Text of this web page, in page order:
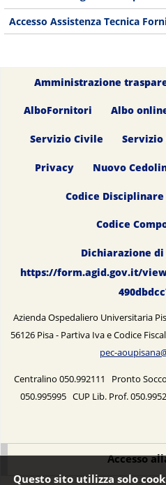
Accesso Assistenza Tecnica
Amministrazione
AlboFornitori Albo
Servizio Civile Servizio
Privacy Nuovo
Codice Disciplinare
Codice
Dichiarazione
https://form.agid.gov.it/view/
Azienda Ospedaliero Universitaria
56126 Pisa - Partiva Iva e Codice
pec-
Centralino 050.992111 Pronto
050.995995 CUP Lib. Prof.
Accesso
Questo sito utilizza solo